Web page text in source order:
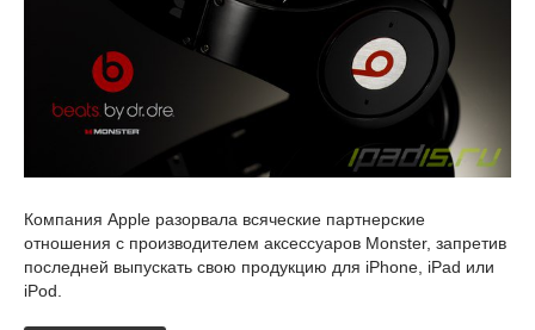
Компания Apple разорвала всяческие партнерские
отношения с производителем аксессуаров Monster, запретив
последней выпускать свою продукцию для iPhone, iPad или
iPod.